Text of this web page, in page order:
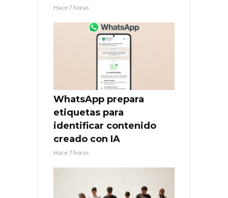
Hace 7 horas
WhatsApp prepara
etiquetas para
identificar contenido
creado con IA
Hace 7 horas